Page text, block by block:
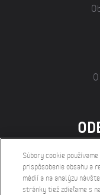
Súbory cookie
prispôsobenie obsahu a
médií a na analýzu
stránky tiež zdieľame s